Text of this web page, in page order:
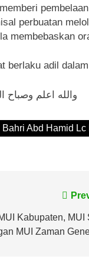
perbuatan
membebaskan
berlaku adil
والله اعلم وصباح
Abd Hamid Lc
Kabupaten, MUI
MUI Zaman